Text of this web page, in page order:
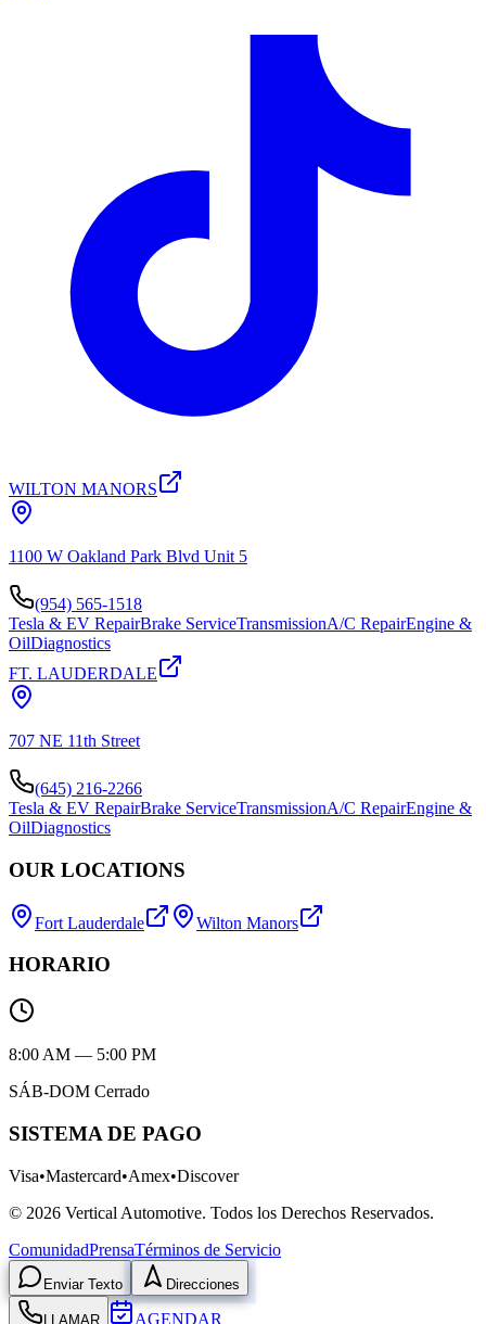
WILTON MANORS
1100 W Oakland Park Blvd Unit 5
(954) 565-1518
Tesla & EV RepairBrake ServiceTransmissionA/C RepairEngine &
OilDiagnostics
FT. LAUDERDALE
707 NE 11th Street
(645) 216-2266
Tesla & EV RepairBrake ServiceTransmissionA/C RepairEngine &
OilDiagnostics
OUR LOCATIONS
Fort Lauderdale Wilton Manors
HORARIO
8:00 AM — 5:00 PM
SÁB-DOM Cerrado
SISTEMA DE PAGO
Visa•Mastercard•Amex•Discover
© 2026 Vertical Automotive. Todos los Derechos Reservados.
ComunidadPrensaTérminos de Servicio
Enviar Texto Direcciones
LLAMAR AGENDAR